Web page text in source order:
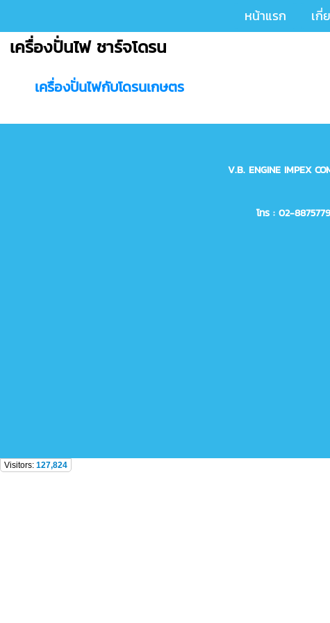
หน้าแรก เกี่
เครื่องปั่นไฟ ชาร์จโดรน
เครื่องปั่นไฟกับโดรนเกษตร
V.B. ENGINE IMPEX
โทร : 02-
Visitors: 127,824